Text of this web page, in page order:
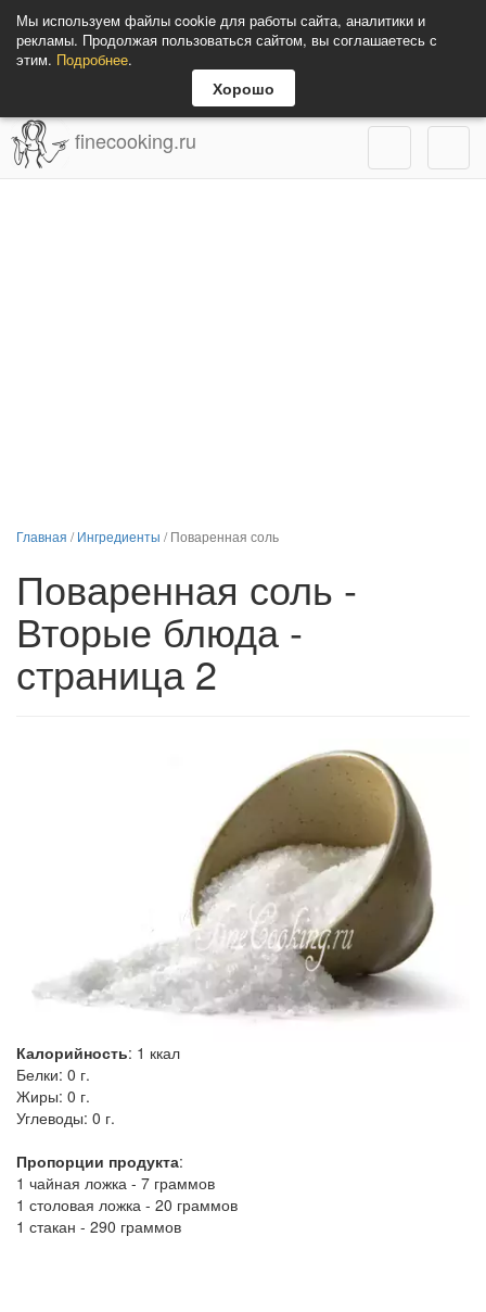
Мы используем файлы cookie для работы сайта, аналитики и
рекламы. Продолжая пользоваться сайтом, вы соглашаетесь с
этим. Подробнее.
Хорошо
finecooking.ru
Главная /Ингредиенты /Поваренная соль
Поваренная соль -
Вторые блюда -
страница 2
Калорийность: 1 ккал
Белки: 0 г.
Жиры: 0 г.
Углеводы: 0 г.
Пропорции продукта:
1 чайная ложка - 7 граммов
1 столовая ложка - 20 граммов
1 стакан - 290 граммов